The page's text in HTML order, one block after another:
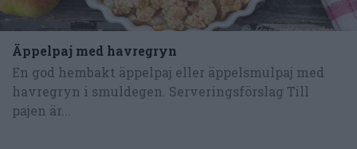
Äppelpaj med havregryn
En god hembakt äppelpaj eller äppelsmulpaj med
havregryn i smuldegen. Serveringsförslag Till
pajen är...